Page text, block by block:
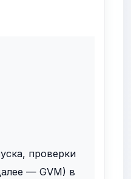
проверки
— GVM) в